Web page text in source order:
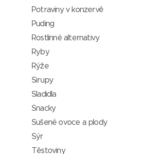
Potraviny v konzervě
Puding
Rostlinné alternativy
Ryby
Rýže
Sirupy
Sladidla
Snacky
Sušené ovoce a plody
Sýr
Těstoviny